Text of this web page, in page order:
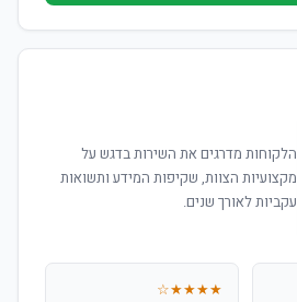
הלקוחות מדרגים את השירות בדגש על
מקצועיות הצוות, שקיפות המידע ותשואות
עקביות לאורך שנים.
★★★★☆